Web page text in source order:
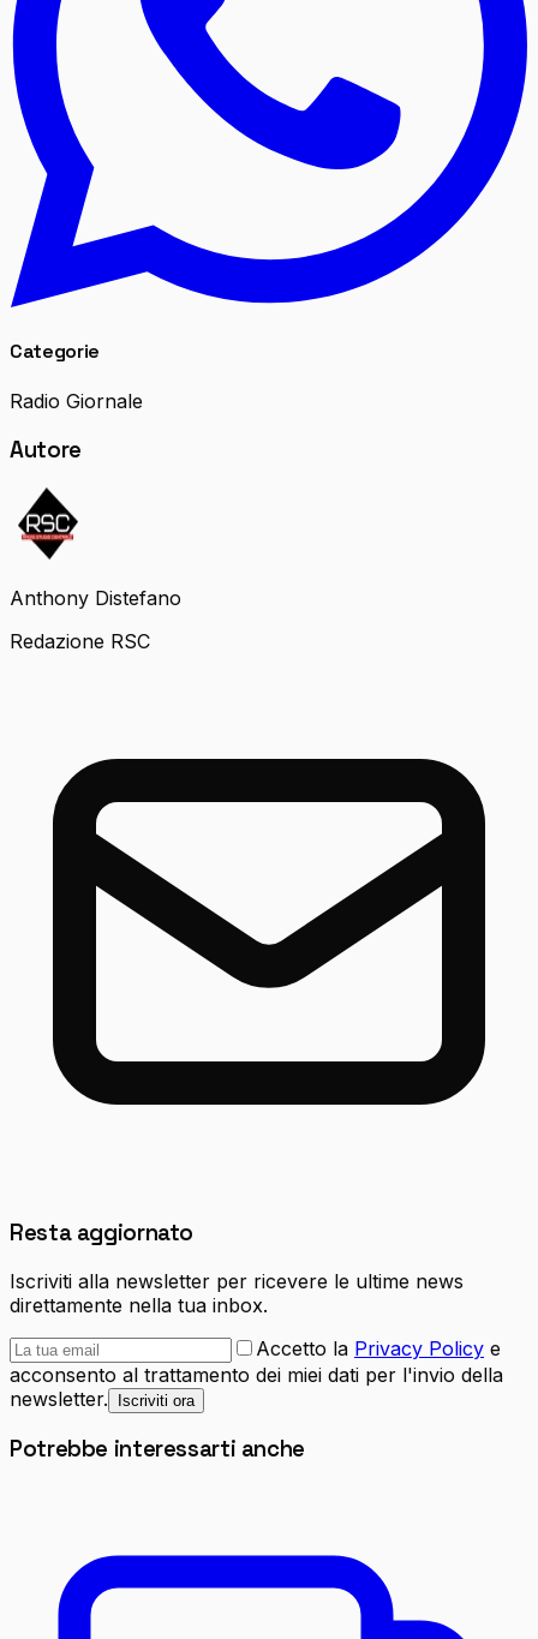
Categorie
Radio Giornale
Autore
Anthony Distefano
Redazione RSC
Resta aggiornato
Iscriviti alla newsletter per ricevere le ultime news
direttamente nella tua inbox.
Accetto la Privacy Policy e
acconsento al trattamento dei miei dati per l'invio della
newsletter.
Iscriviti ora
Potrebbe interessarti anche